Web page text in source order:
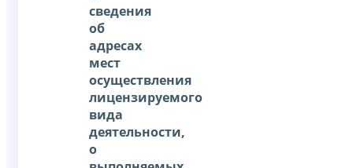
сведения
об
адресах
мест
осуществления
лицензируемого
вида
деятельности,
о